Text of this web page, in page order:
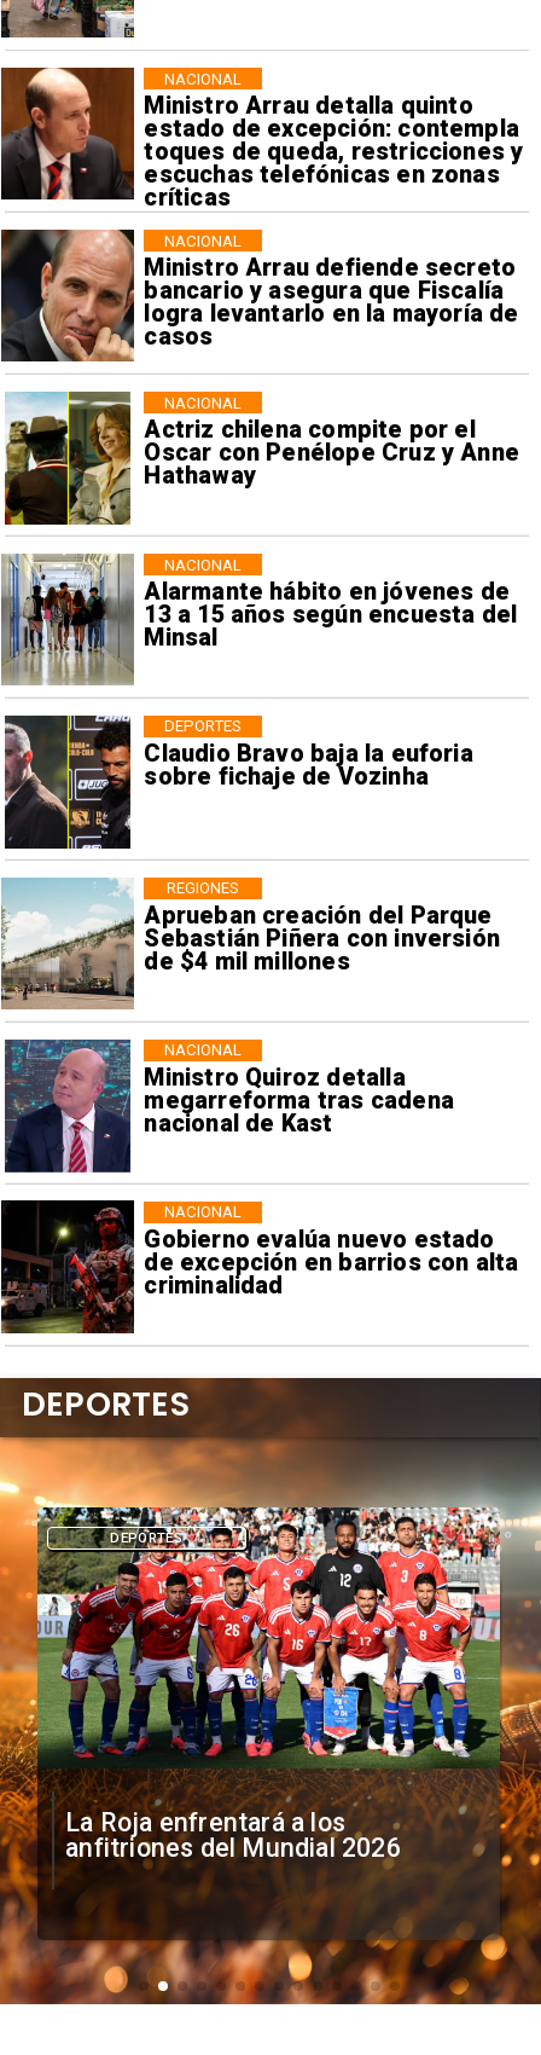
Ministro Arrau detalla quinto
estado de excepción: contempla
toques de queda, restricciones y
escuchas telefónicas en zonas
críticas
NACIONAL
Ministro Arrau defiende secreto
bancario y asegura que Fiscalía
logra levantarlo en la mayoría de
casos
NACIONAL
Actriz chilena compite por el
Oscar con Penélope Cruz y Anne
Hathaway
NACIONAL
Alarmante hábito en jóvenes de
13 a 15 años según encuesta del
Minsal
NACIONAL
Claudio Bravo baja la euforia
sobre fichaje de Vozinha
DEPORTES
Aprueban creación del Parque
Sebastián Piñera con inversión
de $4 mil millones
REGIONES
Ministro Quiroz detalla
megarreforma tras cadena
nacional de Kast
NACIONAL
Gobierno evalúa nuevo estado
de excepción en barrios con alta
criminalidad
NACIONAL
La Roja enfrentará a los
anfitriones del Mundial 2026
DEPORTES
DEPORTES